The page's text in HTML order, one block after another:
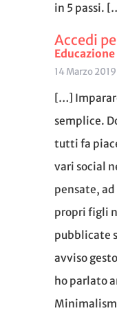
in 5 passi.
Accedi
14 Marzo
[…]
semplice.
tutti fa
vari social
pensate,
propri figli
pubblicate
avviso
ho parlato